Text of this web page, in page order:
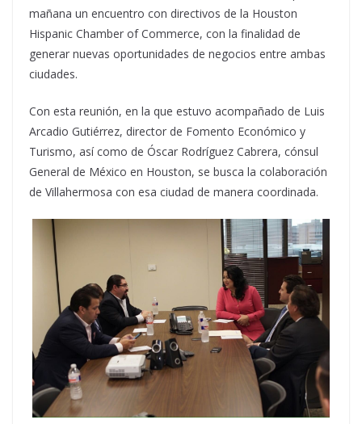
mañana un encuentro con directivos de la Houston
Hispanic Chamber of Commerce, con la finalidad de
generar nuevas oportunidades de negocios entre ambas
ciudades.
Con esta reunión, en la que estuvo acompañado de Luis
Arcadio Gutiérrez, director de Fomento Económico y
Turismo, así como de Óscar Rodríguez Cabrera, cónsul
General de México en Houston, se busca la colaboración
de Villahermosa con esa ciudad de manera coordinada.